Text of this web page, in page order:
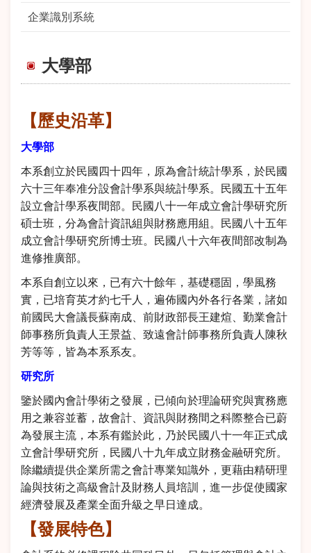
企業識別系統
大學部
【歷史沿革】
大學部
本系創立於民國四十四年，原為會計統計學系，於民國
六十三年奉准分設會計學系與統計學系。民國五十五年
設立會計學系夜間部。民國八十一年成立會計學研究所
碩士班，分為會計資訊組與財務應用組。民國八十五年
成立會計學研究所博士班。民國八十六年夜間部改制為
進修推廣部。
本系自創立以來，已有六十餘年，基礎穩固，學風務
實，已培育英才約七千人，遍佈國內外各行各業，諸如
前國民大會議長蘇南成、前財政部長王建煊、勤業會計
師事務所負責人王景益、致遠會計師事務所負責人陳秋
芳等等，皆為本系系友。
研究所
鑒於國內會計學術之發展，已傾向於理論研究與實務應
用之兼容並蓄，故會計、資訊與財務間之科際整合已蔚
為發展主流，本系有鑑於此，乃於民國八十一年正式成
立會計學研究所，民國八十九年成立財務金融研究所。
除繼續提供企業所需之會計專業知識外，更藉由精研理
論與技術之高級會計及財務人員培訓，進一步促使國家
經濟發展及產業全面升級之早日達成。
【發展特色】